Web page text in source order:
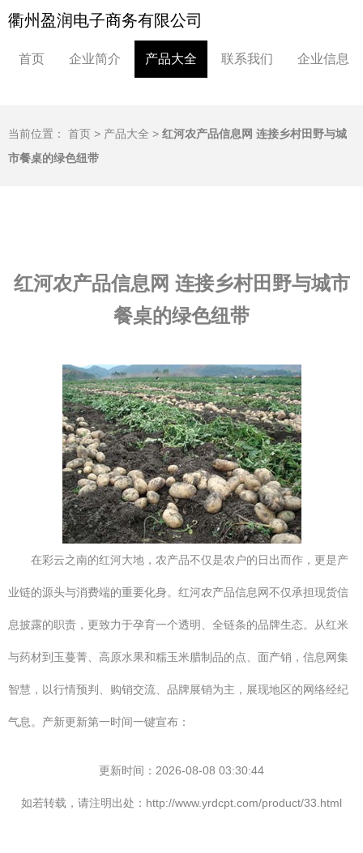
衢州盈润电子商务有限公司
首页 企业简介 产品大全 联系我们 企业信息
当前位置： 首页 > 产品大全 > 红河农产品信息网 连接乡村田野与城
市餐桌的绿色纽带
红河农产品信息网 连接乡村田野与城市
餐桌的绿色纽带
在彩云之南的红河大地，农产品不仅是农户的日出而作，更是产
业链的源头与消费端的重要化身。红河农产品信息网不仅承担现货信
息披露的职责，更致力于孕育一个透明、全链条的品牌生态。从红米
与药材到玉蔓菁、高原水果和糯玉米腊制品的点、面产销，信息网集
智慧，以行情预判、购销交流、品牌展销为主，展现地区的网络经纪
气息。产新更新第一时间一键宣布：
更新时间：2026-08-08 03:30:44
如若转载，请注明出处：http://www.yrdcpt.com/product/33.html